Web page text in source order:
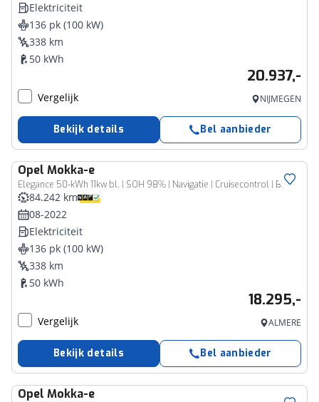
Elektriciteit
136 pk (100 kW)
338 km
50 kWh
20.937,-
Vergelijk NIJMEGEN
Bekijk details Bel aanbieder
Opel Mokka-e
Elegance 50-kWh 11kw bl. | SOH 98% | Navigatie | Cruisecontrol | Blindspot detectie |
84.242 km
08-2022
Elektriciteit
136 pk (100 kW)
338 km
50 kWh
18.295,-
Vergelijk ALMERE
Bekijk details Bel aanbieder
Opel Mokka-e